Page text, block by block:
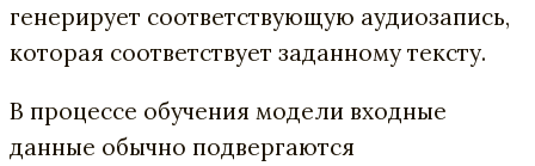
генерирует соответствующую аудиозапись,
которая соответствует заданному тексту.
В процессе обучения модели входные
данные обычно подвергаются